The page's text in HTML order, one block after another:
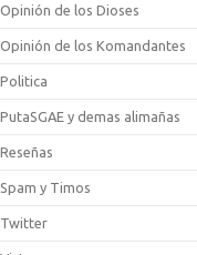
Opinión de los Dioses
Opinión de los Komandantes
Politica
PutaSGAE y demas alimañas
Reseñas
Spam y Timos
Twitter